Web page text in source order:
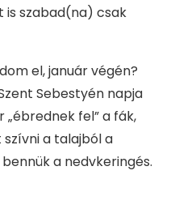
is szabad(na) csak
el, január végén?
Sebestyén napja
fel” a fák,
szívni a talajból a
a nedvkeringés.